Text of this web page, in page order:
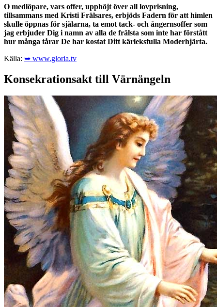
O medlöpare, vars offer, upphöjt över all lovprisning,
tillsammans med Kristi Frälsares, erbjöds Fadern för att himlen
skulle öppnas för själarna, ta emot tack- och ångernsoffer som
jag erbjuder Dig i namn av alla de frälsta som inte har förstått
hur många tårar De har kostat Ditt kärleksfulla Moderhjärta.
Källa: ➥ www.gloria.tv
Konsekrationsakt till Värnängeln